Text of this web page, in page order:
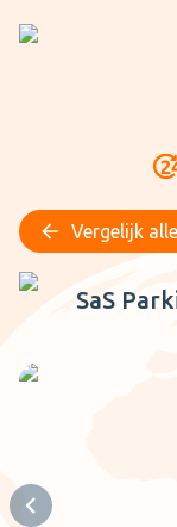
Vergelijk
SaS Parking
SaS
Previous slide